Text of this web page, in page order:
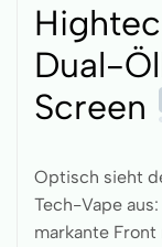
Dual-
Screen
Optisch sieht
Tech-Vape
markante